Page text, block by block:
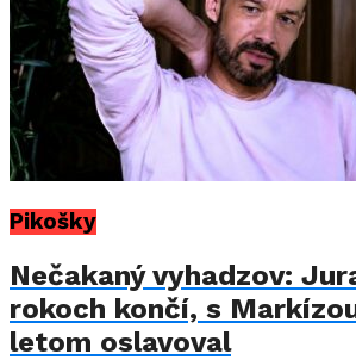
Pikošky
Nečakaný vyhadzov:
rokoch končí, s
letom oslavoval